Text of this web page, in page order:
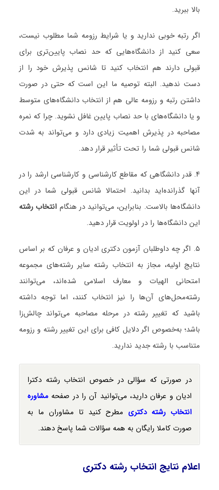
بالا ببرید.
اگر رتبه خوبی ندارید و یا شرایط رزومه شما مطلوب نیست،
سعی کنید از دانشگاه‌هایی که حد نصاب پایین‌تری برای
قبولی دارند هم انتخاب کنید تا شانس پذیرش خود را از
دست ندهید. البته توصیه ما این است که حتی در صورت
داشتن رتبه و رزومه عالی هم از انتخاب دانشگاه‌های متوسط
و یا دانشگاه‌های با حد نصاب پایین غافل نشوید. چرا که نمره
مصاحبه در پذیرش اهمیت زیادی دارد و می‌تواند به شدت
شانس قبولی شما را تحت تأثیر قرار دهد.
۴. قدر دانشگاهی که مقاطع کارشناسی و کارشناسی ارشد را در
آنها گذرانده‌اید بدانید. احتمالا شانس قبولی شما در این
دانشگاه‌ها بالاست. بنابراین، می‌توانید در هنگام انتخاب رشته
این دانشگاه‌ها را در اولویت قرار دهید.
۵. اگر چه داوطلبان آزمون دکتری ادیان و عرفان که بر اساس
نتایج اولیه، مجاز به انتخاب رشته سایر رشته‌های مجموعه
امتحانی الهیات و معارف اسلامی شده‌اند، می‌توانند
رشته‌محل‌های آن‌ها را نیز انتخاب کنند، اما توجه داشته
باشید که تغییر رشته در مرحله مصاحبه می‌تواند چالش‌زا
باشد؛ به‌خصوص اگر دلایل کافی برای این تغییر رشته و رزومه
متناسب با رشته جدید ندارید.
در صورتی که سؤالی در خصوص انتخاب رشته دکترا
ادیان و عرفان دارید، می‌توانید آن را در صفحهمشاوره
انتخاب رشته دکتری مطرح کنید تا مشاوران ما به
صورت کاملا رایگان به همه سؤالات شما پاسخ دهند.
اعلام نتایج انتخاب رشته دکتری